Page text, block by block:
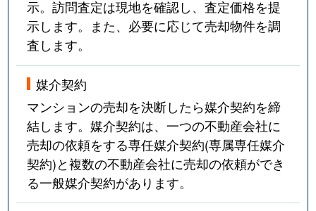
示。訪問査定は現地を確認し、査定価格を提
示します。また、必要に応じて売却物件を調
査します。
媒介契約
マンションの売却を決断したら媒介契約を締
結します。媒介契約は、一つの不動産会社に
売却の依頼をする専任媒介契約(専属専任媒介
契約)と複数の不動産会社に売却の依頼ができ
る一般媒介契約があります。